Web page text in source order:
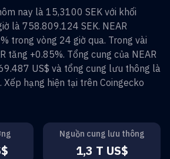
nay là 15,3100 SEK với khối
là 758.809.124 SEK. NEAR
trong vòng 24 giờ qua. Trong vài
tăng +0.85%. Tổng cung của NEAR
US$ và tổng cung lưu thông là
. Xếp hạng hiện tại trên Coingecko
Nguồn cung lưu thông
1,3 T US$